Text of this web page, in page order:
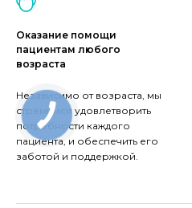
Оказание помощи
пациентам любого
возраста
Независимо от возраста, мы
стремимся удовлетворить
потребности каждого
пациента, и обеспечить его
заботой и поддержкой.